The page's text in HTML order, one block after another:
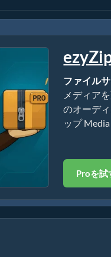
ファイル
メディア
のオーデ
ップ
Proを試